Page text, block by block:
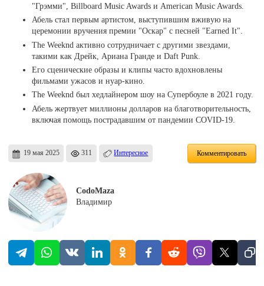
"Грэмми", Billboard Music Awards и American Music Awards.
Абель стал первым артистом, выступившим вживую на
церемонии вручения премии "Оскар" с песней "Earned It".
The Weeknd активно сотрудничает с другими звездами,
такими как Дрейк, Ариана Гранде и Daft Punk.
Его сценические образы и клипы часто вдохновлены
фильмами ужасов и нуар-кино.
The Weeknd был хедлайнером шоу на Супербоуле в 2021 году.
Абель жертвует миллионы долларов на благотворительность,
включая помощь пострадавшим от пандемии COVID-19.
19 мая 2025 311 Интересное Комментировать
CodoMaza
Владимир